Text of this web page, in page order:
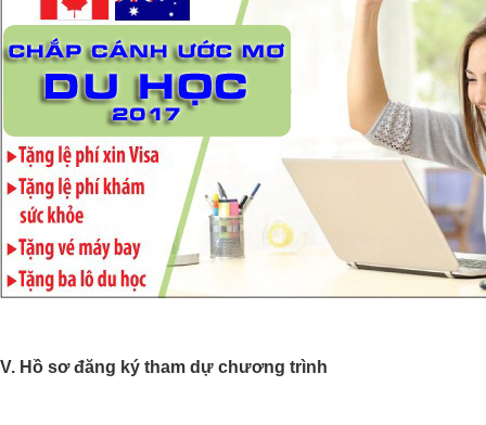
V. Hồ sơ đăng ký tham dự chương trình